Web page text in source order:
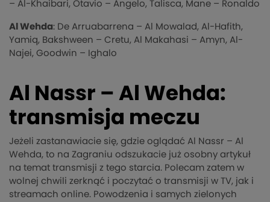
– Al-Khaibari, Otavio – Angelo, Talisca, Mane – Ronaldo
Al Wehda: De Arruabarrena – Al Mowalad, Al-Hafith,
Yamiq, Bakshween – Cretu, Al Makahasi – Amyn, Al-
Najei, Goodwin – Ighalo
Al Nassr – Al Wehda:
transmisja meczu
Jeżeli zastanawiacie się, gdzie oglądać Al Nassr – Al
Wehda, to na Zagraniu odszukacie już osobny artykuł
na temat transmisji z tego starcia. Polecam zatem w
wolnej chwili zerknąć i poczytać o transmisji w TV, jak i
streamach online. Powodzenia i samych zielonych